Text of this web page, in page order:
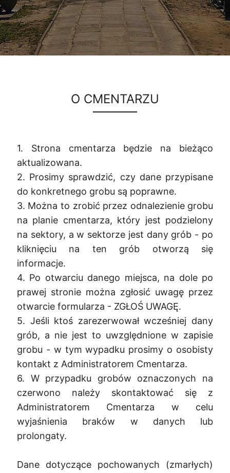
O CMENTARZU
1. Strona cmentarza będzie na bieżąco
aktualizowana.
2. Prosimy sprawdzić, czy dane przypisane
do konkretnego grobu są poprawne.
3. Można to zrobić przez odnalezienie grobu
na planie cmentarza, który jest podzielony
na sektory, a w sektorze jest dany grób - po
kliknięciu na ten grób otworzą się
informacje.
4. Po otwarciu danego miejsca, na dole po
prawej stronie można zgłosić uwagę przez
otwarcie formularza - ZGŁOŚ UWAGĘ.
5. Jeśli ktoś zarezerwował wcześniej dany
grób, a nie jest to uwzględnione w zapisie
grobu - w tym wypadku prosimy o osobisty
kontakt z Administratorem Cmentarza.
6. W przypadku grobów oznaczonych na
czerwono należy skontaktować się z
Administratorem Cmentarza w celu
wyjaśnienia braków w danych lub
prolongaty.
Dane dotyczące pochowanych (zmarłych)